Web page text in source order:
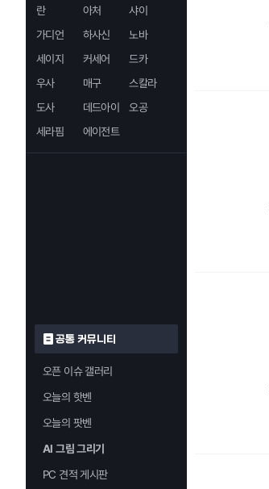
란
아처
샤이
가디언
하사신
노바
세이지
커세어
드카
우사
매구
스칼라
도사
데드아이
오공
세라핌
에이전트
공통 커뮤니티
오픈 이슈 갤러리
오늘의 핫벤
오늘의 팟벤
AI 그림 그리기
PC 견적 게시판